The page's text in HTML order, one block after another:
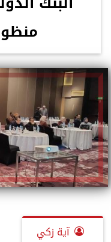
آية زكي